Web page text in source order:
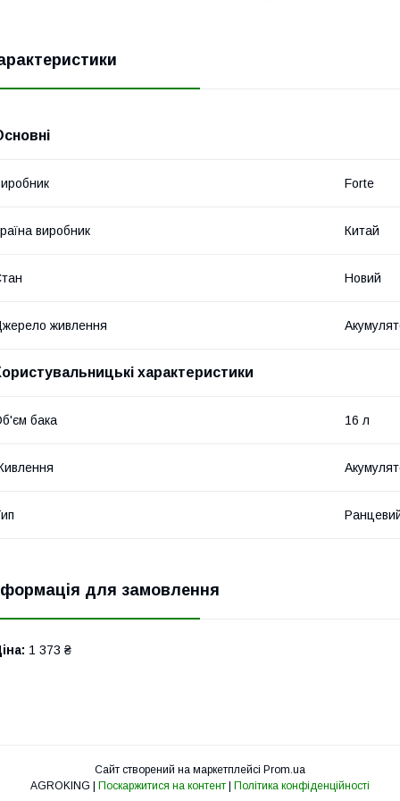
Forte
виробник Китай
Новий
живлення
характеристики
бака 16 л
для замовлення
1 373 ₴
Сайт створений на маркетплейсі Prom.ua
AGROKING | Поскаржитися на контент | Політика конфіденційності